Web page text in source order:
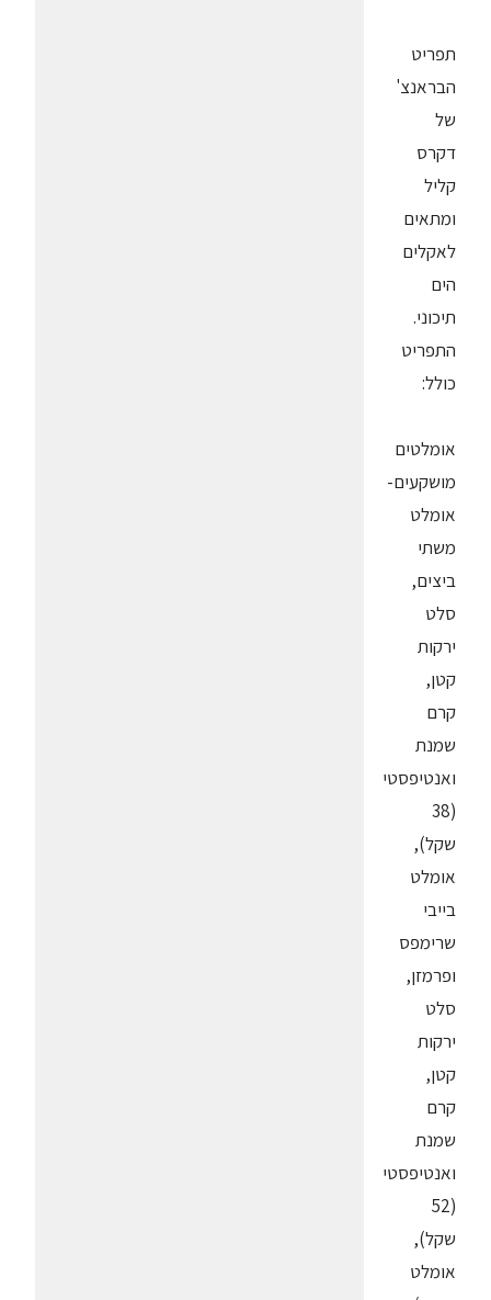
תפריט
הבראנצ'
של
דקרס
קליל
ומתאים
לאקלים
הים
תיכוני.
התפריט
כולל:
אומלטים
מושקעים-
אומלט
משתי
ביצים,
סלט
ירקות
קטן,
קרם
שמנת
ואנטיפסטי
(38
שקל),
אומלט
בייבי
שרימפס
ופרמזן,
סלט
ירקות
קטן,
קרם
שמנת
ואנטיפסטי
(52
שקל),
אומלט